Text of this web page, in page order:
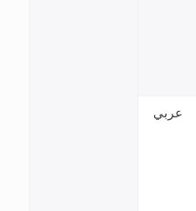
عربي